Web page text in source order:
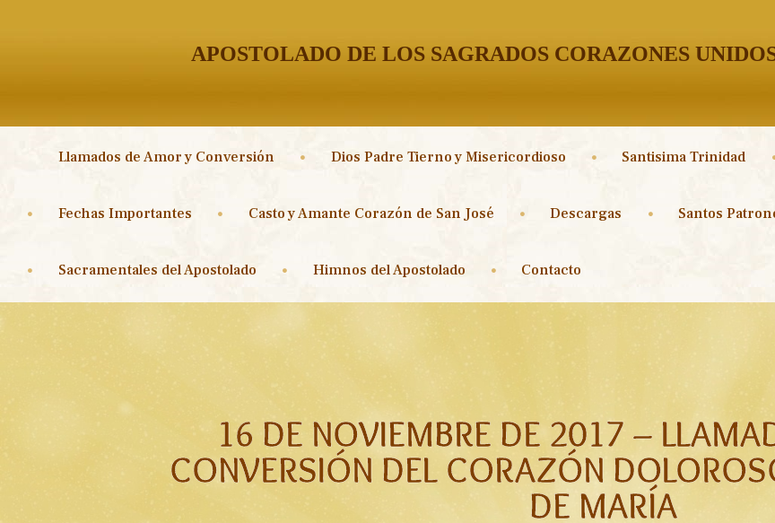
APOSTOLADO DE LOS SAGRADOS CORAZONES
Llamados de Amor y Conversión Dios Padre Tierno y Misericordioso Santisima Trinidad
Fechas Importantes Casto y Amante Corazón de San José Descargas Santos
Sacramentales del Apostolado Himnos del Apostolado Contacto
16 DE NOVIEMBRE DE 2017 –
CONVERSIÓN DEL CORAZÓN
DE MARÍA